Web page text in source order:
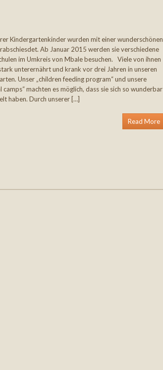
Kindergartenkinder wurden mit einer wunderschönen
Ab Januar 2015 werden sie verschiedene
im Umkreis von Mbale besuchen. Viele von ihnen
unterernährt und krank vor drei Jahren in unseren
Unser „children feeding program“ und unsere
camps“ machten es möglich, dass sie sich so wunderbar
haben. Durch unserer […]
Read More